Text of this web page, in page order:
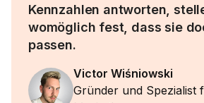
Kennzahlen antworten,
womöglich fest, dass sie
passen.
Victor Wiśniowski
Gründer und Spezialist